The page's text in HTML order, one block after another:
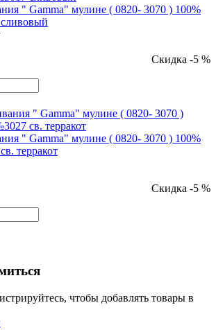
" Gamma" мулине ( 0820- 3070 ) 100%
Скидка -5 %
" Gamma" мулине ( 0820- 3070 ) 100%
терракот
Скидка -5 %
чтобы добавлять товары в